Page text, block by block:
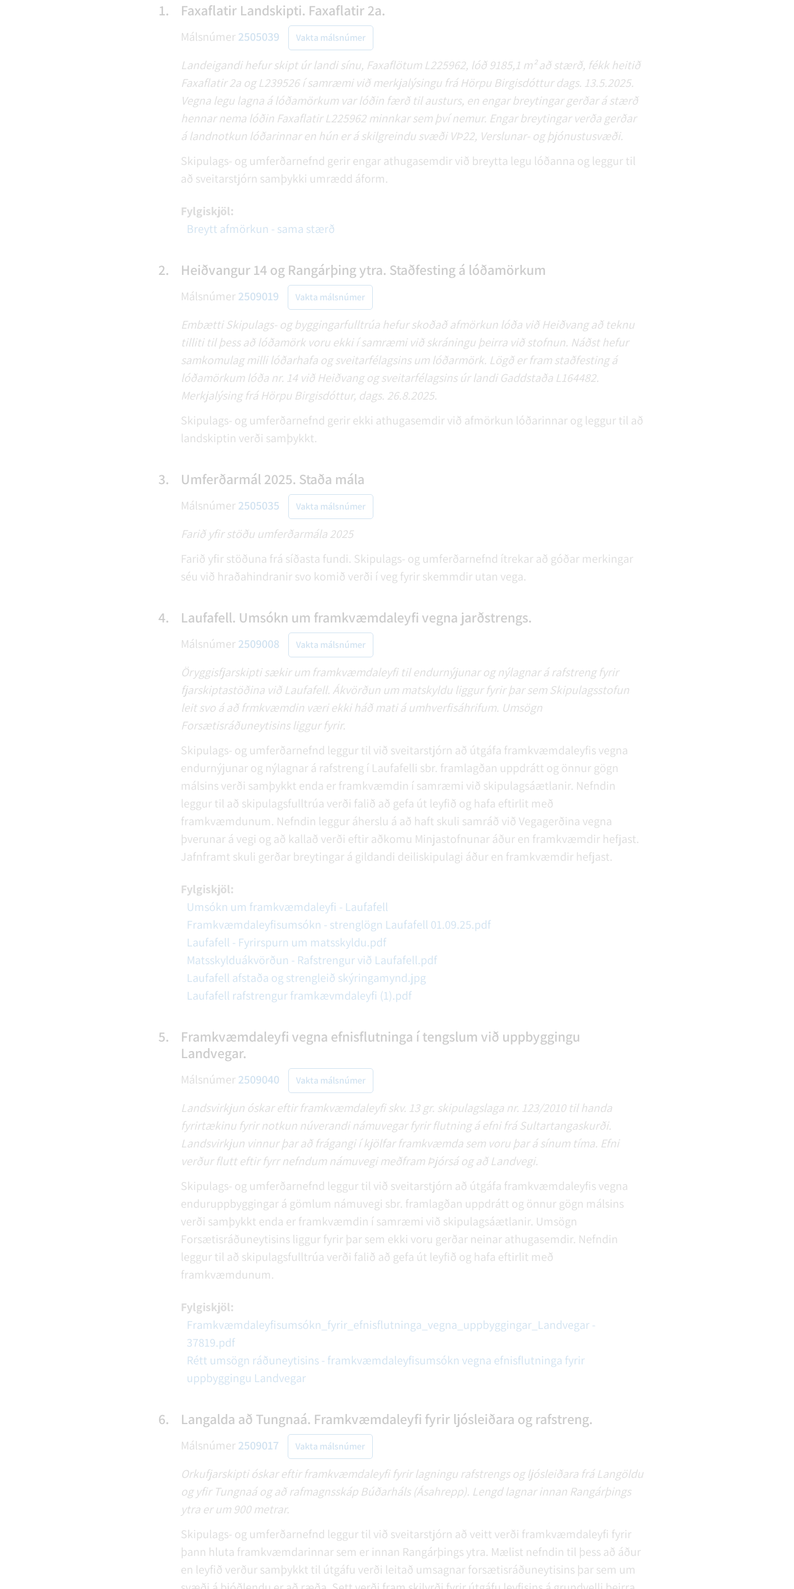
1. Faxaflatir Landskipti. Faxaflatir 2a.
Málsnúmer2505039 Vakta málsnúmer
Landeigandi hefur skipt úr landi sínu, Faxaflötum L225962, lóð 9185,1 m² að stærð, fékk heitið
Faxaflatir 2a og L239526 í samræmi við merkjalýsingu frá Hörpu Birgisdóttur dags. 13.5.2025.
Vegna legu lagna á lóðamörkum var lóðin færð til austurs, en engar breytingar gerðar á stærð
hennar nema lóðin Faxaflatir L225962 minnkar sem því nemur. Engar breytingar verða gerðar
á landnotkun lóðarinnar en hún er á skilgreindu svæði VÞ22, Verslunar- og þjónustusvæði.
Skipulags- og umferðarnefnd gerir engar athugasemdir við breytta legu lóðanna og leggur til
að sveitarstjórn samþykki umrædd áform.
Fylgiskjöl:
Breytt afmörkun - sama stærð
2. Heiðvangur 14 og Rangárþing ytra. Staðfesting á lóðamörkum
Málsnúmer2509019 Vakta málsnúmer
Embætti Skipulags- og byggingarfulltrúa hefur skoðað afmörkun lóða við Heiðvang að teknu
tilliti til þess að lóðamörk voru ekki í samræmi við skráningu þeirra við stofnun. Náðst hefur
samkomulag milli lóðarhafa og sveitarfélagsins um lóðarmörk. Lögð er fram staðfesting á
lóðamörkum lóða nr. 14 við Heiðvang og sveitarfélagsins úr landi Gaddstaða L164482.
Merkjalýsing frá Hörpu Birgisdóttur, dags. 26.8.2025.
Skipulags- og umferðarnefnd gerir ekki athugasemdir við afmörkun lóðarinnar og leggur til að
landskiptin verði samþykkt.
3. Umferðarmál 2025. Staða mála
Málsnúmer2505035 Vakta málsnúmer
Farið yfir stöðu umferðarmála 2025
Farið yfir stöðuna frá síðasta fundi. Skipulags- og umferðarnefnd ítrekar að góðar merkingar
séu við hraðahindranir svo komið verði í veg fyrir skemmdir utan vega.
4. Laufafell. Umsókn um framkvæmdaleyfi vegna jarðstrengs.
Málsnúmer2509008 Vakta málsnúmer
Öryggisfjarskipti sækir um framkvæmdaleyfi til endurnýjunar og nýlagnar á rafstreng fyrir
fjarskiptastöðina við Laufafell. Ákvörðun um matskyldu liggur fyrir þar sem Skipulagsstofun
leit svo á að frmkvæmdin væri ekki háð mati á umhverfisáhrifum. Umsögn
Forsætisráðuneytisins liggur fyrir.
Skipulags- og umferðarnefnd leggur til við sveitarstjórn að útgáfa framkvæmdaleyfis vegna
endurnýjunar og nýlagnar á rafstreng í Laufafelli sbr. framlagðan uppdrátt og önnur gögn
málsins verði samþykkt enda er framkvæmdin í samræmi við skipulagsáætlanir. Nefndin
leggur til að skipulagsfulltrúa verði falið að gefa út leyfið og hafa eftirlit með
framkvæmdunum. Nefndin leggur áherslu á að haft skuli samráð við Vegagerðina vegna
þverunar á vegi og að kallað verði eftir aðkomu Minjastofnunar áður en framkvæmdir hefjast.
Jafnframt skuli gerðar breytingar á gildandi deiliskipulagi áður en framkvæmdir hefjast.
Fylgiskjöl:
Umsókn um framkvæmdaleyfi - Laufafell
Framkvæmdaleyfisumsókn - strenglögn Laufafell 01.09.25.pdf
Laufafell - Fyrirspurn um matsskyldu.pdf
Matsskylduákvörðun - Rafstrengur við Laufafell.pdf
Laufafell afstaða og strengleið skýringamynd.jpg
Laufafell rafstrengur framkævmdaleyfi (1).pdf
5.
Framkvæmdaleyfi vegna efnisflutninga í tengslum við uppbyggingu
Landvegar.
Málsnúmer2509040 Vakta málsnúmer
Landsvirkjun óskar eftir framkvæmdaleyfi skv. 13 gr. skipulagslaga nr. 123/2010 til handa
fyrirtækinu fyrir notkun núverandi námuvegar fyrir flutning á efni frá Sultartangaskurði.
Landsvirkjun vinnur þar að frágangi í kjölfar framkvæmda sem voru þar á sínum tíma. Efni
verður flutt eftir fyrr nefndum námuvegi meðfram Þjórsá og að Landvegi.
Skipulags- og umferðarnefnd leggur til við sveitarstjórn að útgáfa framkvæmdaleyfis vegna
enduruppbyggingar á gömlum námuvegi sbr. framlagðan uppdrátt og önnur gögn málsins
verði samþykkt enda er framkvæmdin í samræmi við skipulagsáætlanir. Umsögn
Forsætisráðuneytisins liggur fyrir þar sem ekki voru gerðar neinar athugasemdir. Nefndin
leggur til að skipulagsfulltrúa verði falið að gefa út leyfið og hafa eftirlit með
framkvæmdunum.
Fylgiskjöl:
Framkvæmdaleyfisumsókn_fyrir_efnisflutninga_vegna_uppbyggingar_Landvegar -
37819.pdf
Rétt umsögn ráðuneytisins - framkvæmdaleyfisumsókn vegna efnisflutninga fyrir
uppbyggingu Landvegar
6. Langalda að Tungnaá. Framkvæmdaleyfi fyrir ljósleiðara og rafstreng.
Málsnúmer2509017 Vakta málsnúmer
Orkufjarskipti óskar eftir framkvæmdaleyfi fyrir lagningu rafstrengs og ljósleiðara frá Langöldu
og yfir Tungnaá og að rafmagnsskáp Búðarháls (Ásahrepp). Lengd lagnar innan Rangárþings
ytra er um 900 metrar.
Skipulags- og umferðarnefnd leggur til við sveitarstjórn að veitt verði framkvæmdaleyfi fyrir
þann hluta framkvæmdarinnar sem er innan Rangárþings ytra. Mælist nefndin til þess að áður
en leyfið verður samþykkt til útgáfu verði leitað umsagnar forsætisráðuneytisins þar sem um